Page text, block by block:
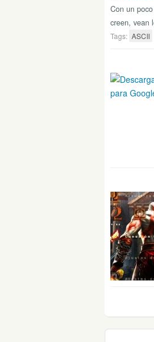
Con un
creen, vean
Tags: ASCII